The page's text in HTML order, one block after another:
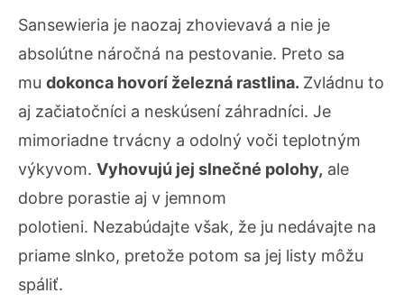
Sansewieria je naozaj zhovievavá a nie je
absolútne náročná na pestovanie. Preto sa
mu dokonca hovorí železná rastlina. Zvládnu to
aj začiatočníci a neskúsení záhradníci. Je
mimoriadne trvácny a odolný voči teplotným
výkyvom. Vyhovujú jej slnečné polohy, ale
dobre porastie aj v jemnom
polotieni. Nezabúdajte však, že ju nedávajte na
priame slnko, pretože potom sa jej listy môžu
spáliť.